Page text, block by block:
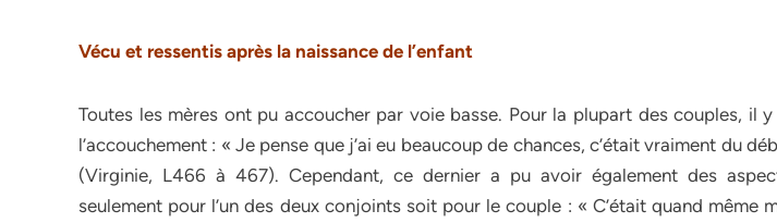
Vécu et ressentis après la naissance de l’enfant
Toutes les mères ont pu accoucher par voie basse. Pour la plupart des couples, il
l’accouchement : « Je pense que j’ai eu beaucoup de chances, c’était vraiment du
(Virginie, L466 à 467). Cependant, ce dernier a pu avoir également des
seulement pour l’un des deux conjoints soit pour le couple : « C’était quand même